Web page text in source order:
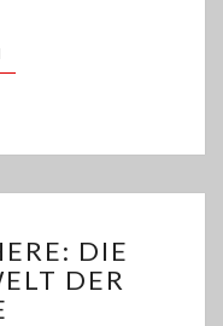
WEITERLESEN
DIE
DER